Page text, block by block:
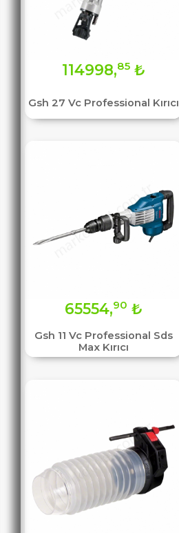
Gsh 27 Vc Professional Kırıcı
114998,85 ₺
Gsh 11 Vc Professional Sds
Max Kırıcı
65554,90 ₺